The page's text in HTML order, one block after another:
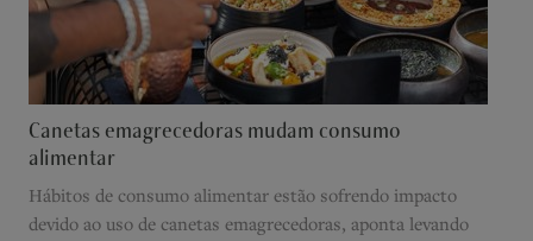
Canetas emagrecedoras mudam consumo
alimentar
Hábitos de consumo alimentar estão sofrendo impacto
devido ao uso de canetas emagrecedoras, aponta levando